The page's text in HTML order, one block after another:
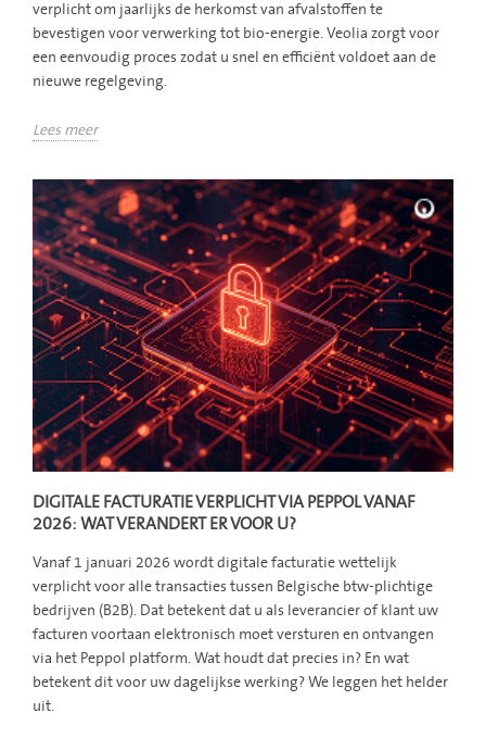
verplicht om jaarlijks de herkomst van afvalstoffen te
bevestigen voor verwerking tot bio-energie. Veolia zorgt voor
een eenvoudig proces zodat u snel en efficiënt voldoet aan de
nieuwe regelgeving.
Lees meer
DIGITALE FACTURATIE VERPLICHT VIA PEPPOL VANAF
2026: WAT VERANDERT ER VOOR U?
Vanaf 1 januari 2026 wordt digitale facturatie wettelijk
verplicht voor alle transacties tussen Belgische btw-plichtige
bedrijven (B2B). Dat betekent dat u als leverancier of klant uw
facturen voortaan elektronisch moet versturen en ontvangen
via het Peppol platform. Wat houdt dat precies in? En wat
betekent dit voor uw dagelijkse werking? We leggen het helder
uit.